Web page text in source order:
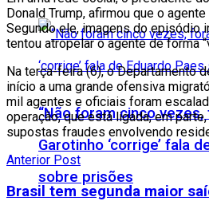
“Não foram cinco vezes,
Garotinho ‘corrige’ fala
sobre prisões
Donald Trump, afirmou que o
Segundo ele, imagens do episódio
tentou atropelar o agente de forma
Na terça-feira (6), o Departamento
início a uma grande ofensiva
mil agentes e oficiais foram
operação, que está ligada, em
supostas fraudes envolvendo
Anterior Post
Brasil tem segunda maior